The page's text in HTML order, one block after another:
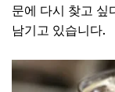
문에 다시 찾고 싶
남기고 있습니다.